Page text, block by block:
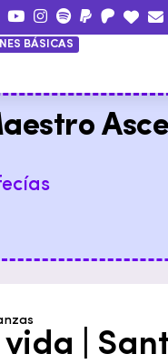
BÁSICAS
|